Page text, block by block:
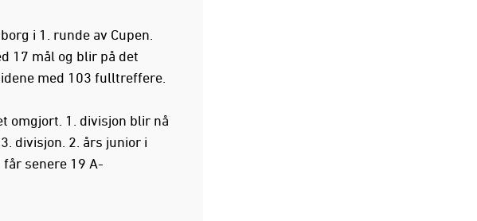
i 1. runde av Cupen.
17 mål og blir på det
med 103 fulltreffere.
omgjort. 1. divisjon blir nå
divisjon. 2. års junior i
får senere 19 A-